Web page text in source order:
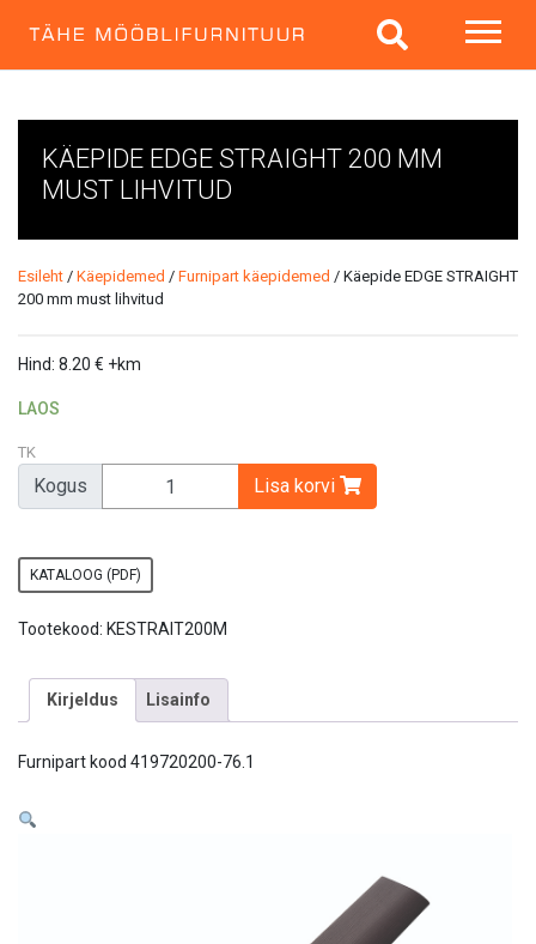
KÄEPIDE EDGE STRAIGHT 200 MM
MUST LIHVITUD
Esileht / Käepidemed / Furnipart käepidemed / Käepide EDGE STRAIGHT
200 mm must lihvitud
Hind: 8.20 € +km
LAOS
TK
Kogus Lisa korvi
KATALOOG (PDF)
Tootekood: KESTRAIT200M
Kirjeldus Lisainfo
Furnipart kood 419720200-76.1